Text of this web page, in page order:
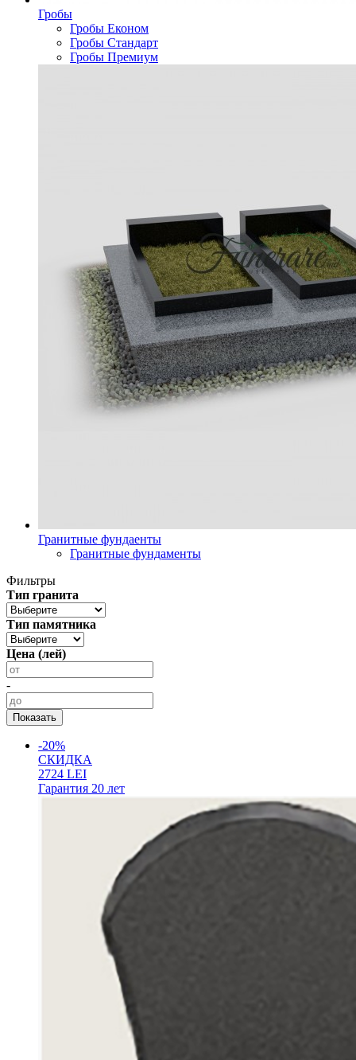
Гробы
Гробы Економ
Гробы Стандарт
Гробы Премиум
Гранитные фундаенты
Гранитные фундаменты
Фильтры
Тип гранита
Тип памятника
Цена (лей)
-
-20%
СКИДКА
2724 LEI
Гарантия 20 лет